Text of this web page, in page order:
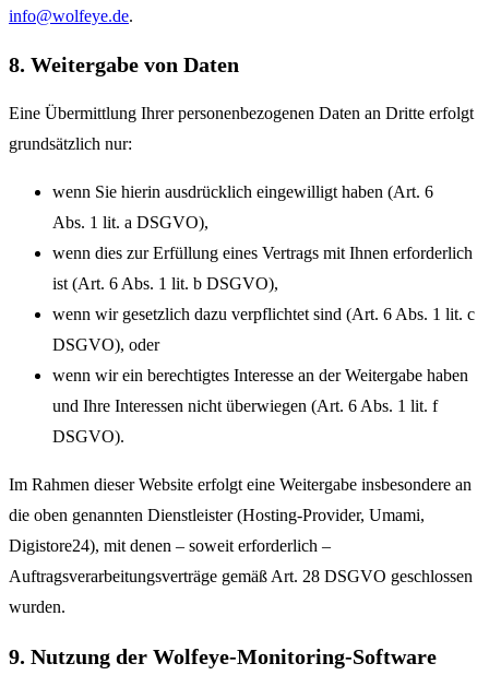
info@wolfeye.de.
8. Weitergabe von Daten
Eine Übermittlung Ihrer personenbezogenen Daten an Dritte erfolgt
grundsätzlich nur:
wenn Sie hierin ausdrücklich eingewilligt haben (Art. 6
Abs. 1 lit. a DSGVO),
wenn dies zur Erfüllung eines Vertrags mit Ihnen erforderlich
ist (Art. 6 Abs. 1 lit. b DSGVO),
wenn wir gesetzlich dazu verpflichtet sind (Art. 6 Abs. 1 lit. c
DSGVO), oder
wenn wir ein berechtigtes Interesse an der Weitergabe haben
und Ihre Interessen nicht überwiegen (Art. 6 Abs. 1 lit. f
DSGVO).
Im Rahmen dieser Website erfolgt eine Weitergabe insbesondere an
die oben genannten Dienstleister (Hosting-Provider, Umami,
Digistore24), mit denen – soweit erforderlich –
Auftragsverarbeitungsverträge gemäß Art. 28 DSGVO geschlossen
wurden.
9. Nutzung der Wolfeye-Monitoring-Software